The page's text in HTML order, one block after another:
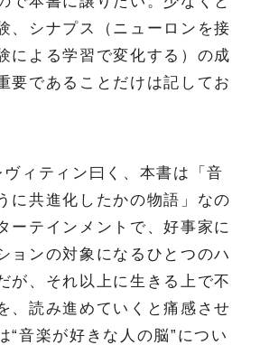
、シナプス（ニューロンを接
による学習で変化する）の成
要であることだけは記してお
ィティン曰く、本書は「音
に共進化したかの物語」なの
ーテインメントで、好事家に
ョンの対象になるひとつのハ
が、それ以上に生きる上で不
、読み進めていくと痛感させ
“音楽が好きな人の脳”につい